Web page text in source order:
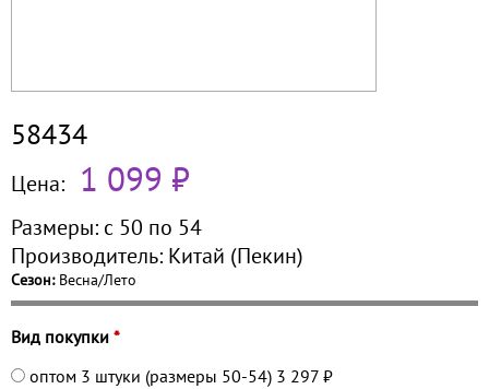
58434
Цена: 1 099 ₽
Размеры: с 50 по 54
Производитель: Китай (Пекин)
Сезон: Весна/Лето
Вид покупки *
оптом 3 штуки (размеры 50-54) 3 297 ₽